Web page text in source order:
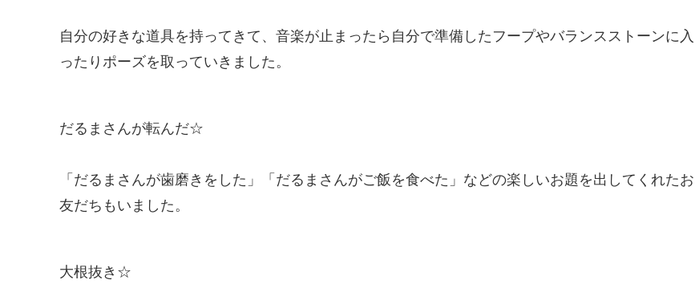
自分の好きな道具を持ってきて、音楽が止まったら自分で準備したフープやバランスストーンに入
ったりポーズを取っていきました。
だるまさんが転んだ☆
「だるまさんが歯磨きをした」「だるまさんがご飯を食べた」などの楽しいお題を出してくれたお
友だちもいました。
大根抜き☆